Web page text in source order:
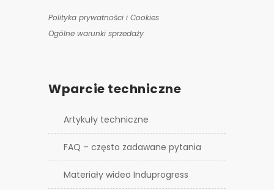
Polityka prywatności i Cookies
Ogólne warunki sprzedaży
Wparcie techniczne
Artykuły techniczne
FAQ – często zadawane pytania
Materiały wideo Induprogress